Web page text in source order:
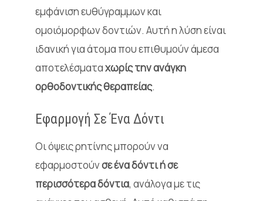
εμφάνιση ευθύγραμμων και
ομοιόμορφων δοντιών. Αυτή η λύση είναι
ιδανική για άτομα που επιθυμούν άμεσα
αποτελέσματαχωρίς την ανάγκη
ορθοδοντικής θεραπείας.
Εφαρμογή Σε Ένα Δόντι
Οι όψεις ρητίνης μπορούν να
εφαρμοστούνσε ένα δόντι ή σε
περισσότερα δόντια, ανάλογα με τις